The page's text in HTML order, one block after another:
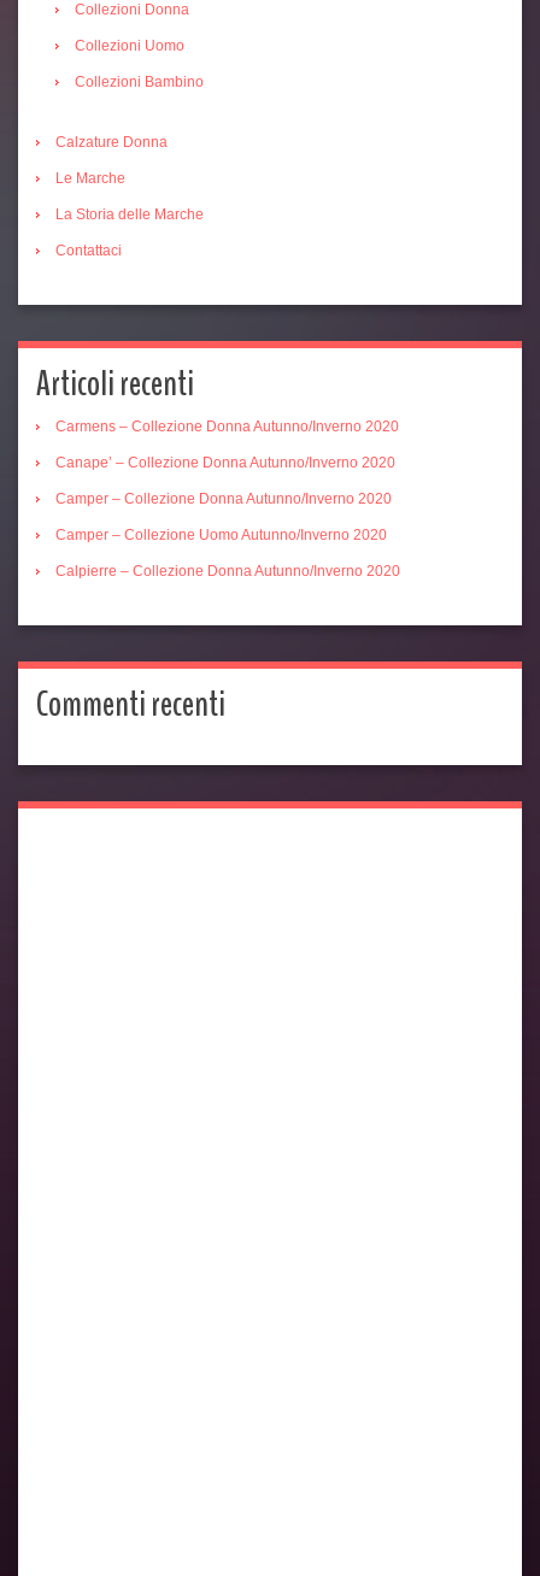
Collezioni Donna
Collezioni Uomo
Collezioni Bambino
Calzature Donna
Le Marche
La Storia delle Marche
Contattaci
Articoli recenti
Carmens – Collezione Donna Autunno/Inverno 2020
Canape’ – Collezione Donna Autunno/Inverno 2020
Camper – Collezione Donna Autunno/Inverno 2020
Camper – Collezione Uomo Autunno/Inverno 2020
Calpierre – Collezione Donna Autunno/Inverno 2020
Commenti recenti